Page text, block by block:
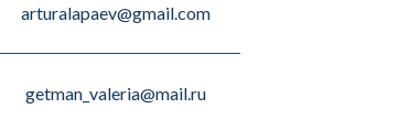
arturalapaev@gmail.com
getman_valeria@mail.ru